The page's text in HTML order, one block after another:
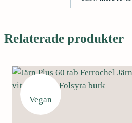
Relaterade produkter
Vegan